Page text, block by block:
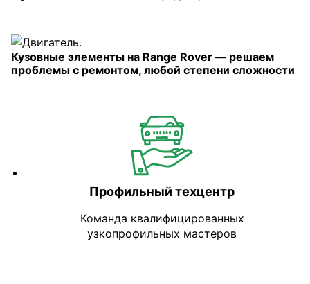
Кузовные элементы на Range Rover — решаем
проблемы с ремонтом, любой степени сложности
Профильный техцентр
Команда квалифицированных
узкопрофильных мастеров